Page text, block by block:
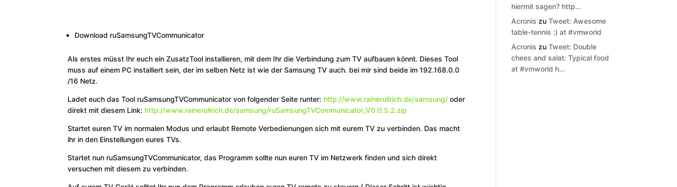
Download ruSamsungTVCommunicator
Als erstes müsst Ihr euch ein ZusatzTool installieren, mit dem Ihr die Verbindung zum TV aufbauen könnt. Dieses Tool
muss auf einem PC installiert sein, der im selben Netz ist wie der Samsung TV auch. bei mir sind beide im 192.168.0.0
/16 Netz.
Ladet euch das Tool ruSamsungTVCommunicator von folgender Seite runter: http://www.rainerullrich.de/samsung/ oder
direkt mit diesem Link: http://www.rainerullrich.de/samsung/ruSamsungTVCommunicator_V0.0.5.2.zip
Startet euren TV im normalen Modus und erlaubt Remote Verbedienungen sich mit eurem TV zu verbinden. Das macht
ihr in den Einstellungen eures TVs.
Startet nun ruSamsungTVCommunicator, das Programm sollte nun euren TV im Netzwerk finden und sich direkt
versuchen mit diesem zu verbinden.
hiermit sagen? http…
Acronis zuTweet: Awesome
table-tennis :) at #vmworld
Acronis zuTweet: Double
chees and salat: Typical food
at #vmworld h…